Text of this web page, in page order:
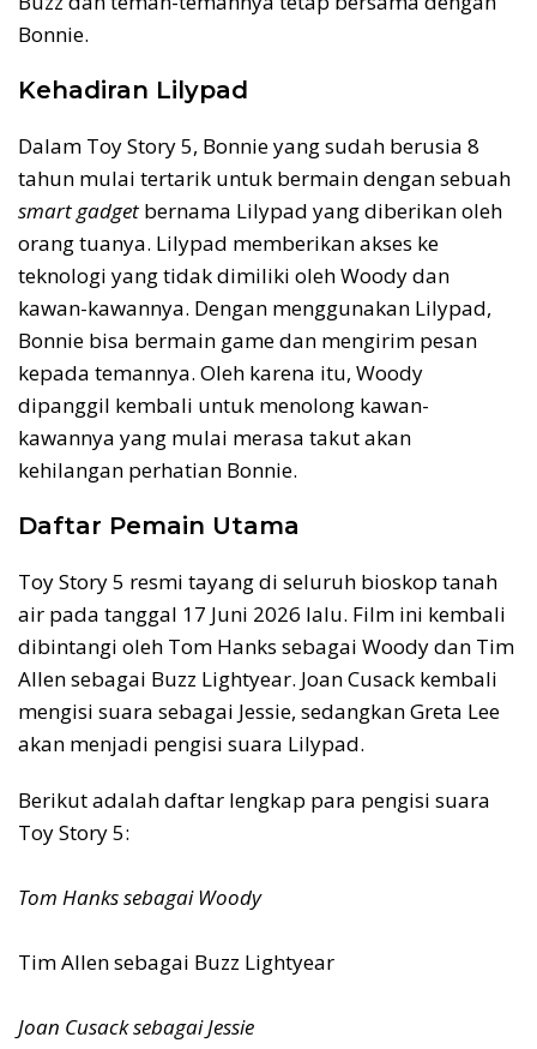
Bonnie.
Kehadiran Lilypad
Dalam Toy Story 5, Bonnie yang sudah berusia 8
tahun mulai tertarik untuk bermain dengan sebuah
smart gadget bernama Lilypad yang diberikan oleh
orang tuanya. Lilypad memberikan akses ke
teknologi yang tidak dimiliki oleh Woody dan
kawan-kawannya. Dengan menggunakan Lilypad,
Bonnie bisa bermain game dan mengirim pesan
kepada temannya. Oleh karena itu, Woody
dipanggil kembali untuk menolong kawan-
kawannya yang mulai merasa takut akan
kehilangan perhatian Bonnie.
Daftar Pemain Utama
Toy Story 5 resmi tayang di seluruh bioskop tanah
air pada tanggal 17 Juni 2026 lalu. Film ini kembali
dibintangi oleh Tom Hanks sebagai Woody dan Tim
Allen sebagai Buzz Lightyear. Joan Cusack kembali
mengisi suara sebagai Jessie, sedangkan Greta Lee
akan menjadi pengisi suara Lilypad.
Berikut adalah daftar lengkap para pengisi suara
Toy Story 5:
Tom Hanks sebagai Woody
Tim Allen sebagai Buzz Lightyear
Joan Cusack sebagai Jessie